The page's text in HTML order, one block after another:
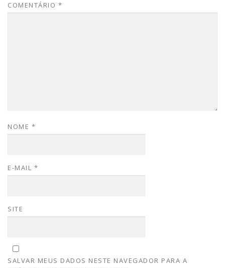
COMENTÁRIO *
NOME *
E-MAIL *
SITE
SALVAR MEUS DADOS NESTE NAVEGADOR PARA A